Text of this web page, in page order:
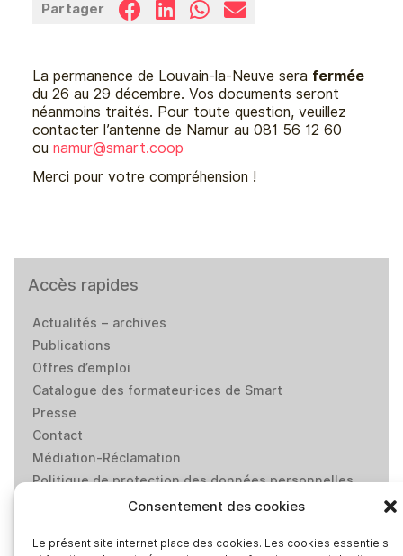
Consentement des cookies
Le présent site internet place des cookies. Les cookies essentiels
Partager
La permanence de Louvain-la-Neuve sera fermée
du 26 au 29 décembre. Vos documents seront
néanmoins traités. Pour toute question, veuillez
contacter l’antenne de Namur au 081 56 12 60
ounamur@smart.coop
Merci pour votre compréhension !
Accès rapides
Actualités – archives
Publications
Offres d’emploi
Catalogue des formateur·ices de Smart
Presse
Contact
Médiation-Réclamation
Politique de protection des données personnelles
Mentions légales